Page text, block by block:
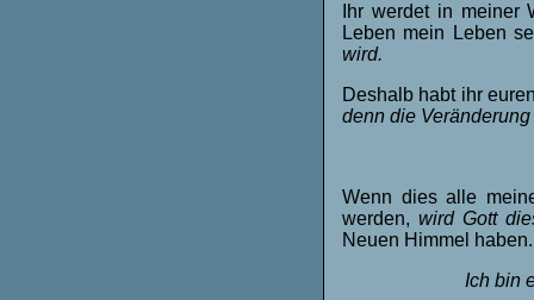
Ihr werdet in meiner
Leben mein Leben
wird.
Deshalb habt ihr
denn die
Wenn dies alle
werden, wird Gott
Neuen Himmel haben.
Ich bin